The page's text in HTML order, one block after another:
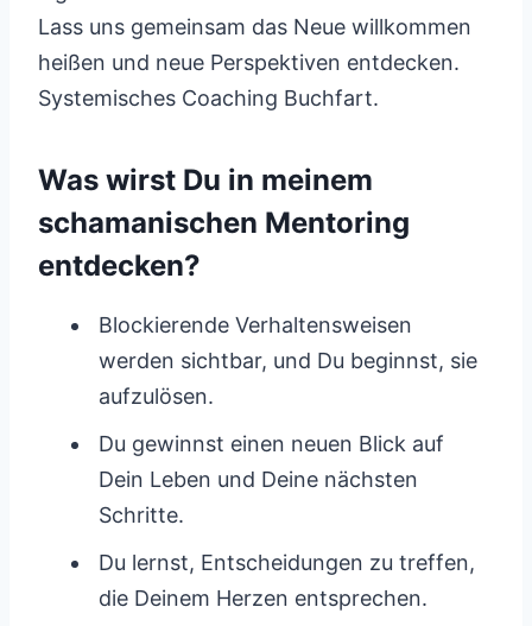
Lass uns gemeinsam das Neue willkommen
heißen und neue Perspektiven entdecken.
Systemisches Coaching Buchfart.
Was wirst Du in meinem
schamanischen Mentoring
entdecken?
Blockierende Verhaltensweisen
werden sichtbar, und Du beginnst, sie
aufzulösen.
Du gewinnst einen neuen Blick auf
Dein Leben und Deine nächsten
Schritte.
Du lernst, Entscheidungen zu treffen,
die Deinem Herzen entsprechen.